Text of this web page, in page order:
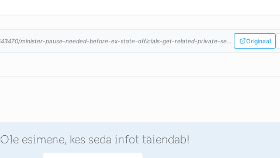
Originaal
Ole esimene, kes seda infot täiendab!